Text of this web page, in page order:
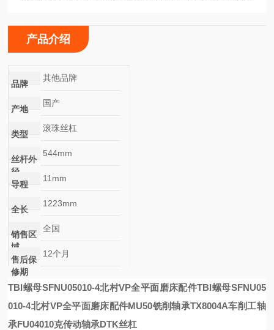
产品介绍
品牌
其他品牌
产地
国产
类型
滚珠丝杠
丝杆外
径
544mm
导程
11mm
全长
1223mm
销售区
域
全国
售后保
修期
12个月
TBI螺母SFNU05010-4北村VP全平面磨床配件TBI螺母SFNU05
010-4北村VP全平面磨床配件MU50铣削轴承TX8004A车削工轴
承FU04010克传动轴承DTK丝杠